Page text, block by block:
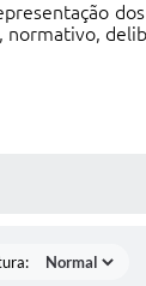
dos
normativo,